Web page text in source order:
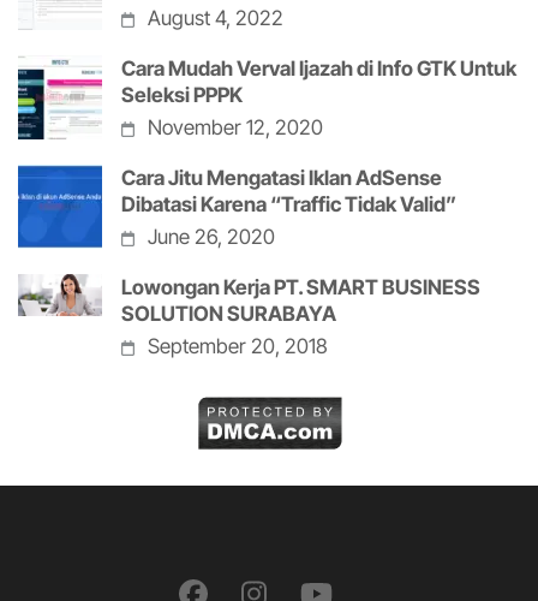
August 4, 2022
Cara Mudah Verval Ijazah di Info GTK Untuk
Seleksi PPPK
November 12, 2020
Cara Jitu Mengatasi Iklan AdSense
Dibatasi Karena “Traffic Tidak Valid”
June 26, 2020
Lowongan Kerja PT. SMART BUSINESS
SOLUTION SURABAYA
September 20, 2018